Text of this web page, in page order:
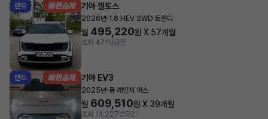
렌트 기아 셀토스
2026년·1.6 HEV 2WD 트렌디
월 495,220원 X 57개월
조회 471 방금전
렌트 기아 EV3
2025년·롱 레인지 어스
월 609,510원 X 39개월
조회 14,227방금전